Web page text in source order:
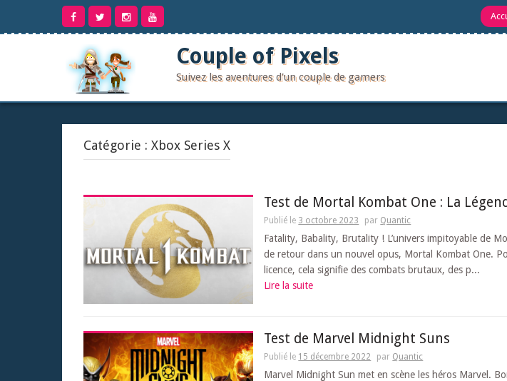
contenu
Couple of Pixels
Suivez les aventures d'un couple de gamers
Catégorie : Xbox Series X
Test de Mortal Kombat One : La
Publié le 3 octobre 2023 par Quantic
Fatality, Babality, Brutality ! L’univers impitoyable de
de retour dans un nouvel opus, Mortal Kombat One.
licence, cela signifie des combats brutaux, des p...
Lire la suite
Test de Marvel Midnight Suns
Publié le 15 décembre 2022 par Quantic
Marvel Midnight Sun met en scène les héros Marvel.